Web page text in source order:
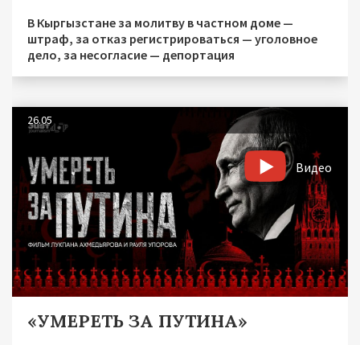
В Кыргызстане за молитву в частном доме —
штраф, за отказ регистрироваться — уголовное
дело, за несогласие — депортация
26.05
Видео
«УМЕРЕТЬ ЗА ПУТИНА»